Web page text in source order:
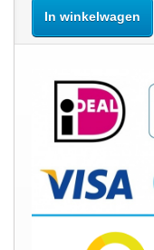
In winkelwagen